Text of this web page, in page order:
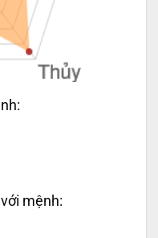
mệnh: